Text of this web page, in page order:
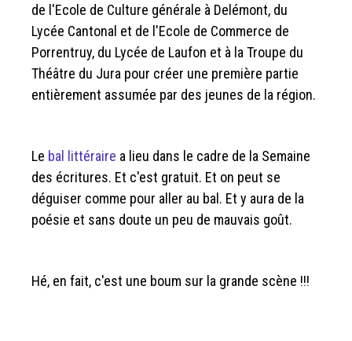
de l'Ecole de Culture générale à Delémont, du
Lycée Cantonal et de l'Ecole de Commerce de
Porrentruy, du Lycée de Laufon et à la Troupe du
Théâtre du Jura pour créer une première partie
entièrement assumée par des jeunes de la région.
Le bal littéraire a lieu dans le cadre de la Semaine
des écritures. Et c'est gratuit. Et on peut se
déguiser comme pour aller au bal. Et y aura de la
poésie et sans doute un peu de mauvais goût.
Hé, en fait, c'est une boum sur la grande scène !!!